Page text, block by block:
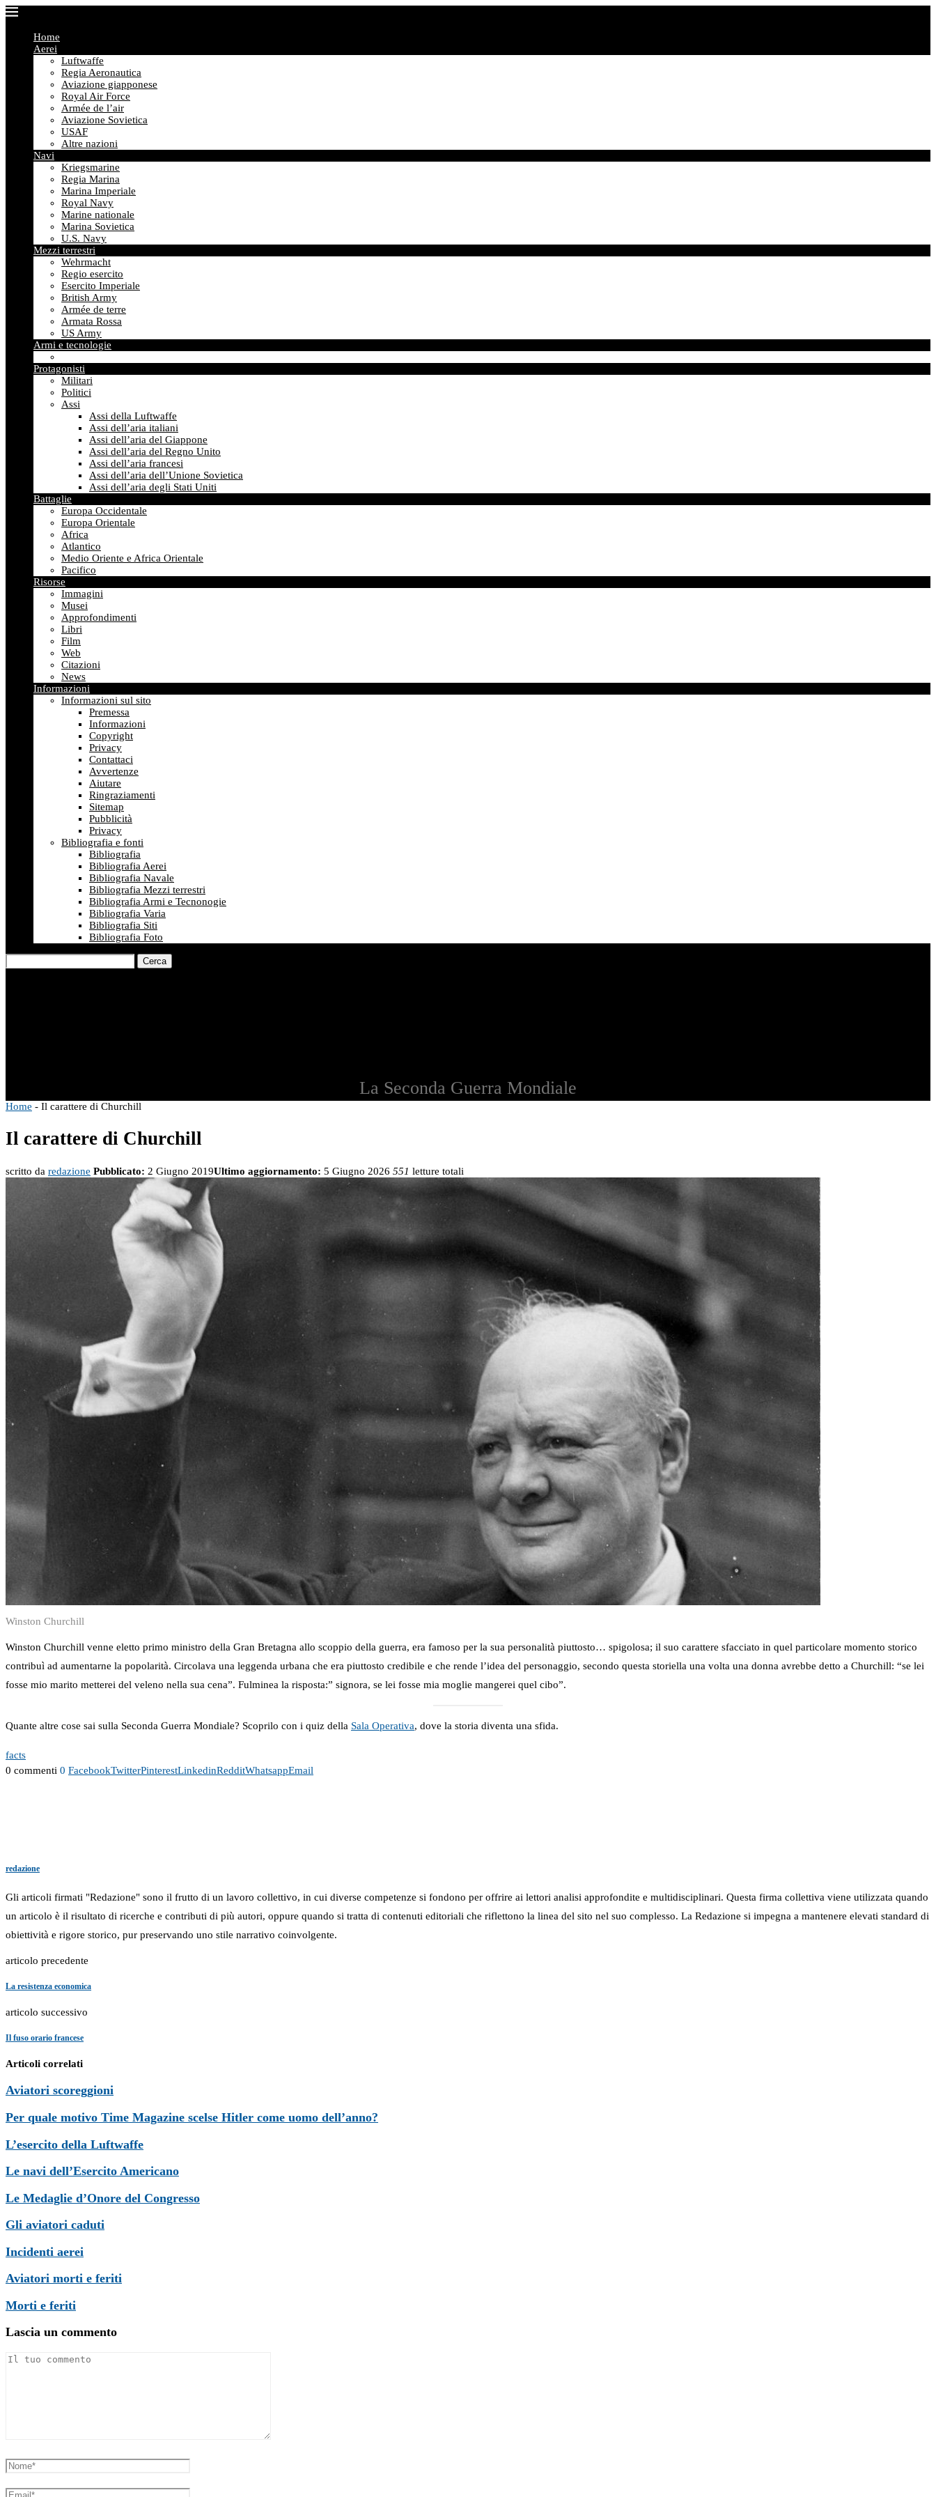
Home
Aerei
Luftwaffe
Regia Aeronautica
Aviazione giapponese
Royal Air Force
Armée de l’air
Aviazione Sovietica
USAF
Altre nazioni
Navi
Kriegsmarine
Regia Marina
Marina Imperiale
Royal Navy
Marine nationale
Marina Sovietica
U.S. Navy
Mezzi terrestri
Wehrmacht
Regio esercito
Esercito Imperiale
British Army
Armée de terre
Armata Rossa
US Army
Armi e tecnologie
Protagonisti
Militari
Politici
Assi
Assi della Luftwaffe
Assi dell’aria italiani
Assi dell’aria del Giappone
Assi dell’aria del Regno Unito
Assi dell’aria francesi
Assi dell’aria dell’Unione Sovietica
Assi dell’aria degli Stati Uniti
Battaglie
Europa Occidentale
Europa Orientale
Africa
Atlantico
Medio Oriente e Africa Orientale
Pacifico
Risorse
Immagini
Musei
Approfondimenti
Libri
Film
Web
Citazioni
News
Informazioni
Informazioni sul sito
Premessa
Informazioni
Copyright
Privacy
Contattaci
Avvertenze
Aiutare
Ringraziamenti
Sitemap
Pubblicità
Privacy
Bibliografia e fonti
Bibliografia
Bibliografia Aerei
Bibliografia Navale
Bibliografia Mezzi terrestri
Bibliografia Armi e Tecnonogie
Bibliografia Varia
Bibliografia Siti
Bibliografia Foto
Cerca
La Seconda Guerra Mondiale
Home - Il carattere di Churchill
Il carattere di Churchill
scritto da redazione Pubblicato: 2 Giugno 2019Ultimo aggiornamento: 5 Giugno 2026 551 letture totali
Winston Churchill
Winston Churchill venne eletto primo ministro della Gran Bretagna allo scoppio della guerra, era famoso per la sua personalità piuttosto… spigolosa; il suo carattere sfacciato in quel particolare momento storico
contribuì ad aumentarne la popolarità. Circolava una leggenda urbana che era piuttosto credibile e che rende l’idea del personaggio, secondo questa storiella una volta una donna avrebbe detto a Churchill: “se lei
fosse mio marito metterei del veleno nella sua cena”. Fulminea la risposta:” signora, se lei fosse mia moglie mangerei quel cibo”.
Quante altre cose sai sulla Seconda Guerra Mondiale? Scoprilo con i quiz della Sala Operativa, dove la storia diventa una sfida.
facts
0 commenti 0 FacebookTwitterPinterestLinkedinRedditWhatsappEmail
redazione
Gli articoli firmati "Redazione" sono il frutto di un lavoro collettivo, in cui diverse competenze si fondono per offrire ai lettori analisi approfondite e multidisciplinari. Questa firma collettiva viene utilizzata quando
un articolo è il risultato di ricerche e contributi di più autori, oppure quando si tratta di contenuti editoriali che riflettono la linea del sito nel suo complesso. La Redazione si impegna a mantenere elevati standard di
obiettività e rigore storico, pur preservando uno stile narrativo coinvolgente.
articolo precedente
La resistenza economica
articolo successivo
Il fuso orario francese
Articoli correlati
Aviatori scoreggioni
Per quale motivo Time Magazine scelse Hitler come uomo dell’anno?
L’esercito della Luftwaffe
Le navi dell’Esercito Americano
Le Medaglie d’Onore del Congresso
Gli aviatori caduti
Incidenti aerei
Aviatori morti e feriti
Morti e feriti
Lascia un commento